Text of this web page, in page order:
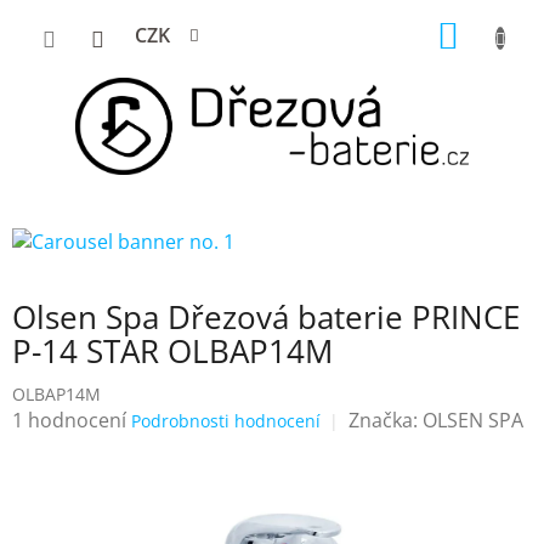
CZK
Olsen Spa Dřezová baterie PRINCE
P-14 STAR OLBAP14M
OLBAP14M
Průměrné
1 hodnocení Podrobnosti hodnocení Značka: OLSEN SPA